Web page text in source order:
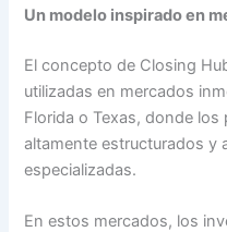
Un modelo inspirado en
El concepto de Closing
utilizadas en mercados
Florida o Texas, donde
altamente estructurados y
especializadas.
En estos mercados, los